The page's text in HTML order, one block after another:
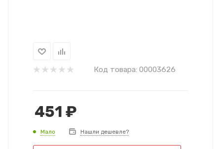
Код товара: 00003626
451 ₽
Мало Нашли дешевле?